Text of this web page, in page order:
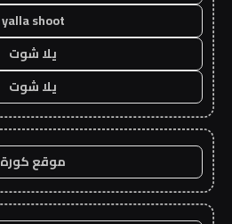
yalla shoot
يلا شوت
يلا شوت
موقع كورة